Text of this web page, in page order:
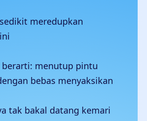
meredupkan
berarti: menutup pintu
bebas menyaksikan
tak bakal datang kemari